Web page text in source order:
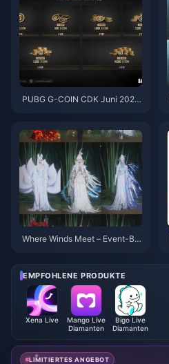
PUBG G-COIN CDK Juni 2026:
Where Winds Meet – Event-Bel
ste, Währung und Priorität
EMPFOHLENE PRODUKTE
Xena Live
Mango Live
Diamanten
Bigo Live
Diamanten
LIMITIERTES ANGEBOT